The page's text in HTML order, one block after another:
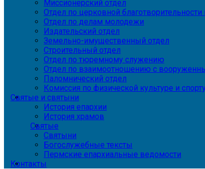
Миссионерский отдел
Отдел по церковной
Отдел по делам молодежи
Издательский отдел
Земельно-имущественный отдел
Строительный отдел
Отдел по тюремному служению
Отдел по взаимоотношению с
Паломнический отдел
Комиссия по физической культуре и спорту
Святые и святыни
История епархии
История храмов
Святые
Святыни
Богослужебные тексты
Пермские епархиальные ведомости
Контакты